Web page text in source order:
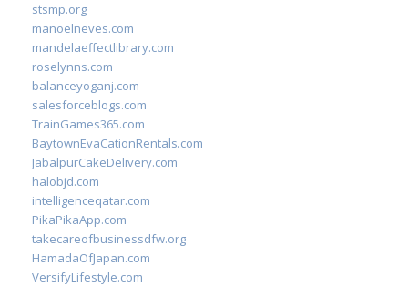
stsmp.org
manoelneves.com
mandelaeffectlibrary.com
roselynns.com
balanceyoganj.com
salesforceblogs.com
TrainGames365.com
BaytownEvaCationRentals.com
JabalpurCakeDelivery.com
halobjd.com
intelligenceqatar.com
PikaPikaApp.com
takecareofbusinessdfw.org
HamadaOfJapan.com
VersifyLifestyle.com